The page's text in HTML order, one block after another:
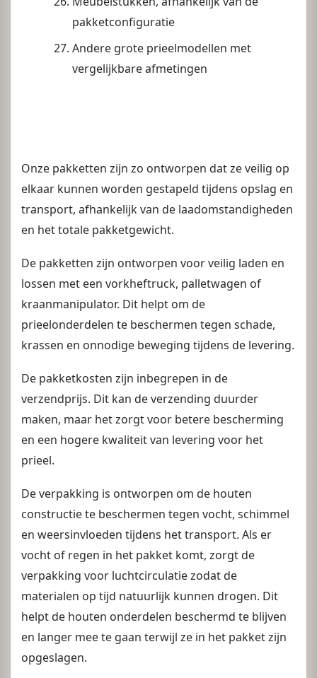
pakketconfiguratie
Andere grote prieelmodellen met
vergelijkbare afmetingen
Onze pakketten zijn zo ontworpen dat ze veilig op
elkaar kunnen worden gestapeld tijdens opslag en
transport, afhankelijk van de laadomstandigheden
en het totale pakketgewicht.
De pakketten zijn ontworpen voor veilig laden en
lossen met een vorkheftruck, palletwagen of
kraanmanipulator. Dit helpt om de
prieelonderdelen te beschermen tegen schade,
krassen en onnodige beweging tijdens de levering.
De pakketkosten zijn inbegrepen in de
verzendprijs. Dit kan de verzending duurder
maken, maar het zorgt voor betere bescherming
en een hogere kwaliteit van levering voor het
prieel.
De verpakking is ontworpen om de houten
constructie te beschermen tegen vocht, schimmel
en weersinvloeden tijdens het transport. Als er
vocht of regen in het pakket komt, zorgt de
verpakking voor luchtcirculatie zodat de
materialen op tijd natuurlijk kunnen drogen. Dit
helpt de houten onderdelen beschermd te blijven
en langer mee te gaan terwijl ze in het pakket zijn
opgeslagen.